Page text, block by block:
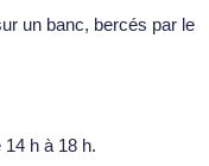
un banc, bercés par le
h à 18 h.